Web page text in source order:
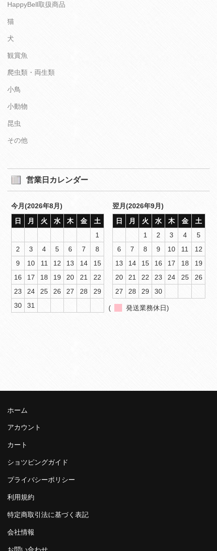
HappyBell取扱商品
猫
犬
観賞魚
爬虫類・両生類
小鳥
小動物
昆虫
その他
営業日カレンダー
今月(2026年8月)
日
月 火 水 木 金
土
1
2
3 4 5 6 7
8
9
10 11 12 13 14
15
16
17 18 19 20 21
22
23
24 25 26 27 28
29
30
31
翌月(2026年9月)
日
月 火 水 木 金
土
1
2 3 4
5
6
7 8 9 10 11
12
13
14 15 16 17 18
19
20
21 22 23 24 25
26
27
28 29 30
( 発送業務休日)
ホーム
アカウント
カート
ショツピングガイド
プライバシーポリシー
利用規約
特定商取引法に基づく表記
会社情報